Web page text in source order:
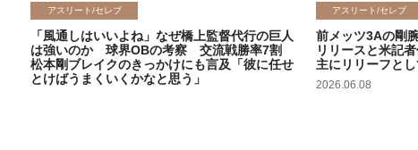
アスリート/セレブ
「風通しはいいよね」なぜ橋上監督代行の巨人
は強いのか 球界OBの考察 交流戦勝率7割
松本剛ブレイクのきっかけにも言及「彼に任せ
とけばうまくいくかなと思う」
アスリート/セレブ
前メッツ3Aの剛
リリースと米記
主にリリーフと
2026.06.08